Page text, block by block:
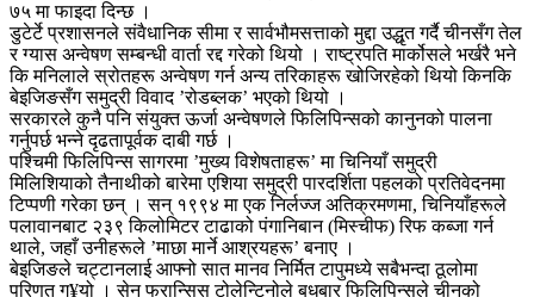
७५ मा फाइदा दिन्छ ।
डुटेर्टे प्रशासनले संवैधानिक सीमा र सार्वभौमसत्ताको मुद्दा उद्धृत गर्दै चीनसँग तेल
र ग्यास अन्वेषण सम्बन्धी वार्ता रद्द गरेको थियो । राष्ट्रपति मार्कोसले भर्खरै भने
कि मनिलाले स्रोतहरू अन्वेषण गर्न अन्य तरिकाहरू खोजिरहेको थियो किनकि
बेइजिङसँग समुद्री विवाद ’रोडब्लक’ भएको थियो ।
सरकारले कुनै पनि संयुक्त ऊर्जा अन्वेषणले फिलिपिन्सको कानुनको पालना
गर्नुपर्छ भन्ने दृढतापूर्वक दाबी गर्छ ।
पश्चिमी फिलिपिन्स सागरमा ’मुख्य विशेषताहरू’ मा चिनियाँ समुद्री
मिलिशियाको तैनाथीको बारेमा एशिया समुद्री पारदर्शिता पहलको प्रतिवेदनमा
टिप्पणी गरेका छन् । सन् १९९४ मा एक निर्लज्ज अतिक्रमणमा, चिनियाँहरूले
पलावानबाट २३९ किलोमिटर टाढाको पंगानिबान (मिस्चीफ) रिफ कब्जा गर्न
थाले, जहाँ उनीहरूले ’माछा मार्ने आश्रयहरू’ बनाए ।
बेइजिङले चट्टानलाई आफ्नो सात मानव निर्मित टापुमध्ये सबैभन्दा ठूलोमा
परिणत ग¥यो । सेन फ्रान्सिस टोलेन्टिनोले बुधबार फिलिपिन्सले चीनको